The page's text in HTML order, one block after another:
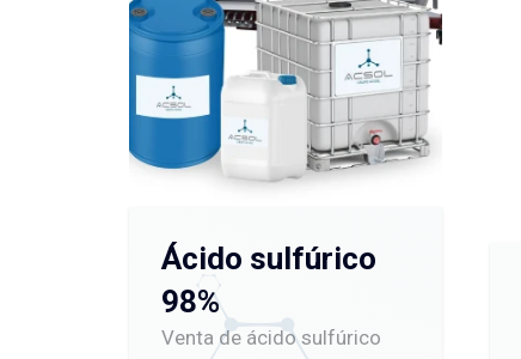
Ácido sulfúrico
98%
Venta de ácido sulfúrico